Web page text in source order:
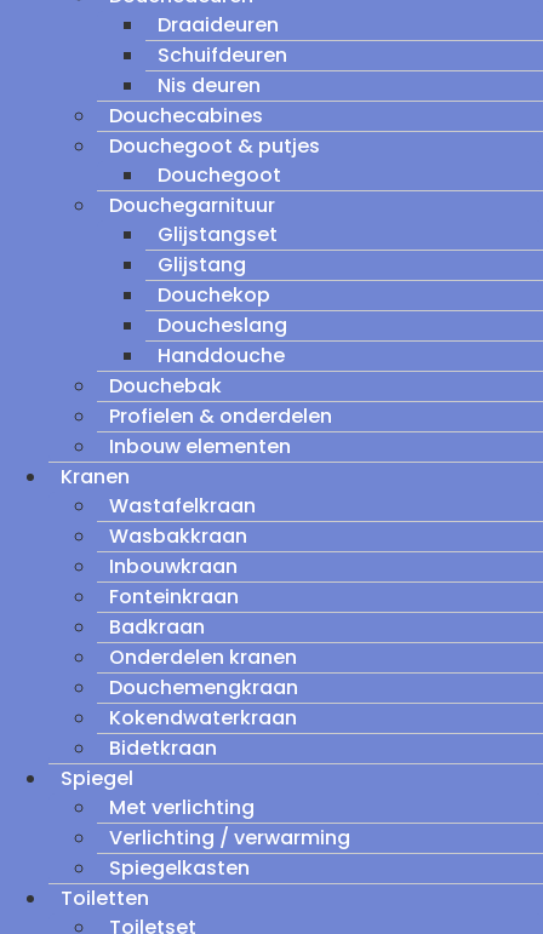
Draaideuren
Schuifdeuren
Nis deuren
Douchecabines
Douchegoot & putjes
Douchegoot
Douchegarnituur
Glijstangset
Glijstang
Douchekop
Doucheslang
Handdouche
Douchebak
Profielen & onderdelen
Inbouw elementen
Kranen
Wastafelkraan
Wasbakkraan
Inbouwkraan
Fonteinkraan
Badkraan
Onderdelen kranen
Douchemengkraan
Kokendwaterkraan
Bidetkraan
Spiegel
Met verlichting
Verlichting / verwarming
Spiegelkasten
Toiletten
Toiletset